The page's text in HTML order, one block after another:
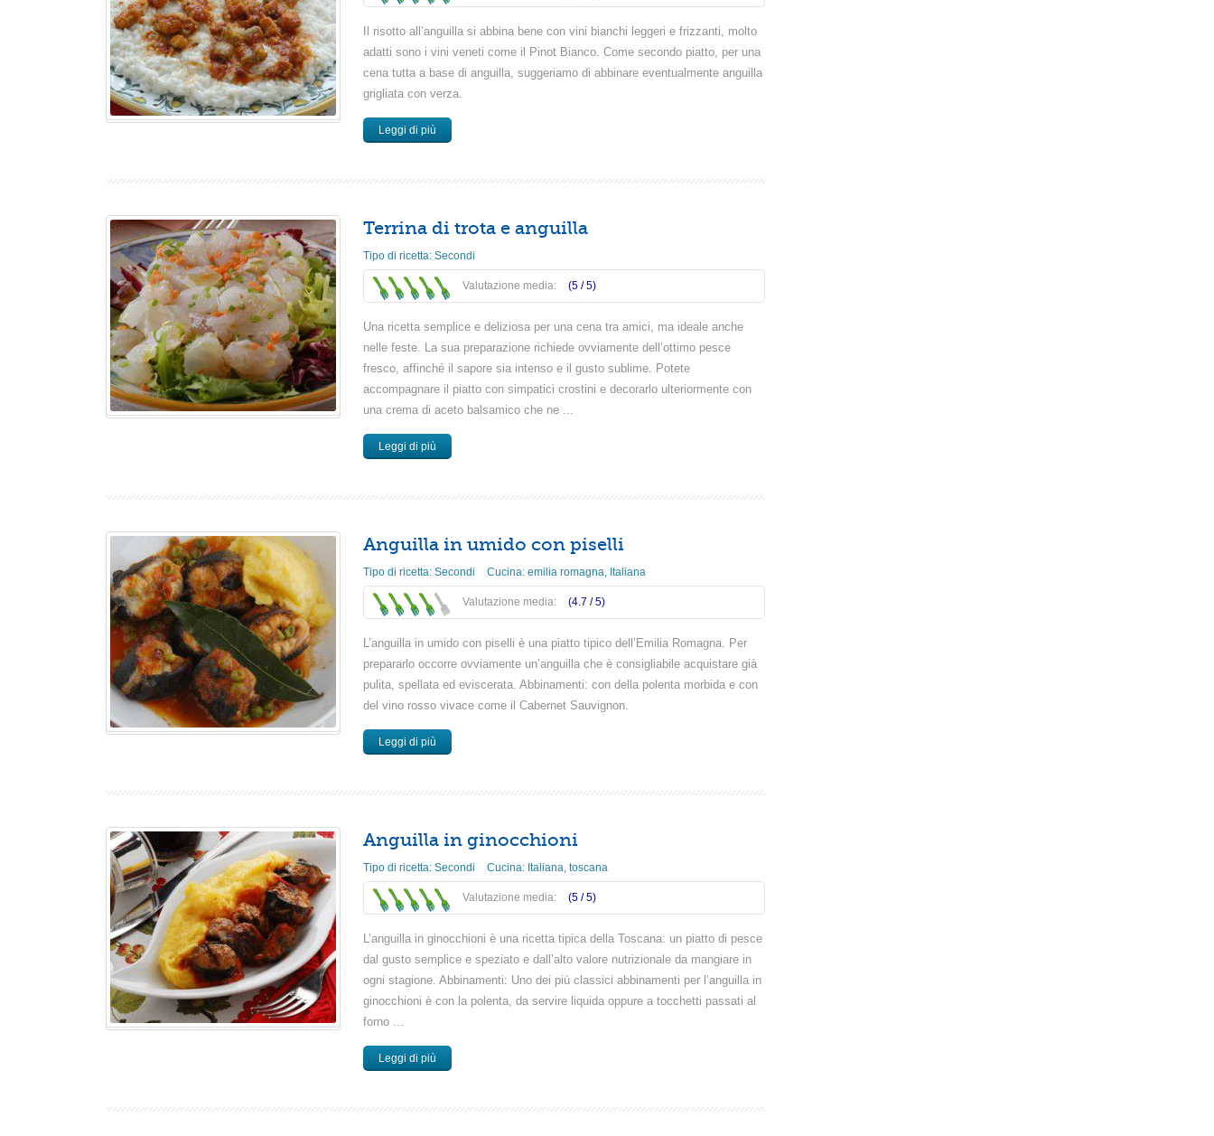
Il risotto all’anguilla si abbina bene con vini bianchi leggeri e frizzanti, molto
adatti sono i vini veneti come il Pinot Bianco. Come secondo piatto, per una
cena tutta a base di anguilla, suggeriamo di abbinare eventualmente anguilla
grigliata con verza.
Leggi di più
Terrina di trota e anguilla
Tipo di ricetta: Secondi
Valutazione media: (5 /5)
Una ricetta semplice e deliziosa per una cena tra amici, ma ideale anche
nelle feste. La sua preparazione richiede ovviamente dell’ottimo pesce
fresco, affinché il sapore sia intenso e il gusto sublime. Potete
accompagnare il piatto con simpatici crostini e decorarlo ulteriormente con
una crema di aceto balsamico che ne ...
Leggi di più
Anguilla in umido con piselli
Tipo di ricetta: Secondi Cucina: emilia romagna, Italiana
Valutazione media: (4.7 /5)
L’anguilla in umido con piselli è una piatto tipico dell’Emilia Romagna. Per
prepararlo occorre ovviamente un’anguilla che è consigliabile acquistare già
pulita, spellata ed eviscerata. Abbinamenti: con della polenta morbida e con
del vino rosso vivace come il Cabernet Sauvignon.
Leggi di più
Anguilla in ginocchioni
Tipo di ricetta: Secondi Cucina: Italiana, toscana
Valutazione media: (5 /5)
L’anguilla in ginocchioni è una ricetta tipica della Toscana: un piatto di pesce
dal gusto semplice e speziato e dall’alto valore nutrizionale da mangiare in
ogni stagione. Abbinamenti: Uno dei più classici abbinamenti per l’anguilla in
ginocchioni è con la polenta, da servire liquida oppure a tocchetti passati al
forno ...
Leggi di più